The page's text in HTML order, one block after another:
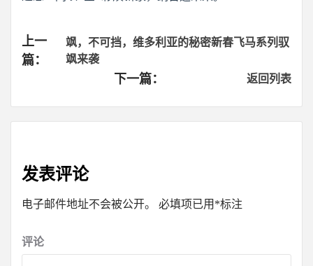
Continue
Reading
上一
篇：
飒，不可挡，维多利亚的秘密新春飞马系列驭
飒来袭
下一篇： 返回列表
发表评论
电子邮件地址不会被公开。 必填项已用 *标注
评论